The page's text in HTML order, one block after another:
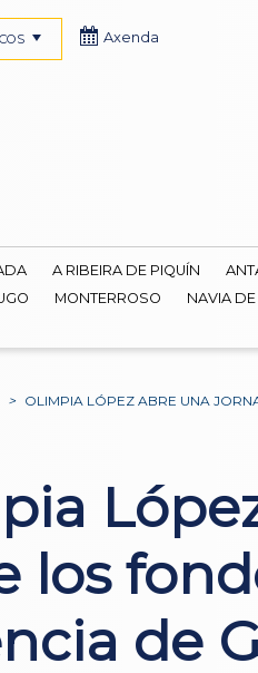
Axenda
A RIBEIRA DE PIQUÍN
MONTERROSO NAVIA
> OLIMPIA LÓPEZ ABRE UNA
los
de